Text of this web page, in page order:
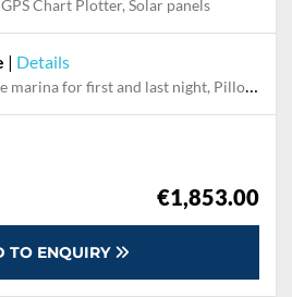
Chart Plotter, Solar panels
| Details
for first and last night, Pillow, bed sheet
€1,853.00
TO ENQUIRY